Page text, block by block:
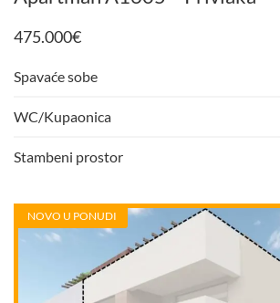
475.000€
Spavaće sobe
WC/Kupaonica
Stambeni prostor
NOVO U PONUDI